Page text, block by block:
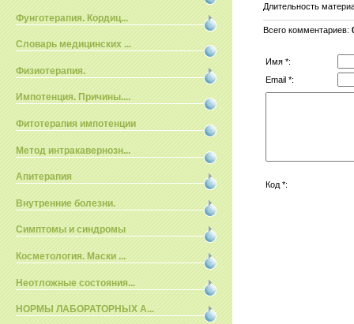
Фунготерапия. Кордиц...
Словарь медицинских ...
Физиотерапия.
Импотенция. Причины....
Фитотерапия импотенции
Метод интракавернозн...
Апитерапия
Внутренние болезни.
Симптомы и синдромы
Косметология. Маски ...
Неотложные состояния...
НОРМЫ ЛАБОРАТОРНЫХ А...
Длительность
Всего комментариев:
Имя *:
Email *:
Код *: